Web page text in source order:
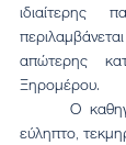
ιδιαίτερης
απώτερης
Ξηρομέρου.
εύληπτο,